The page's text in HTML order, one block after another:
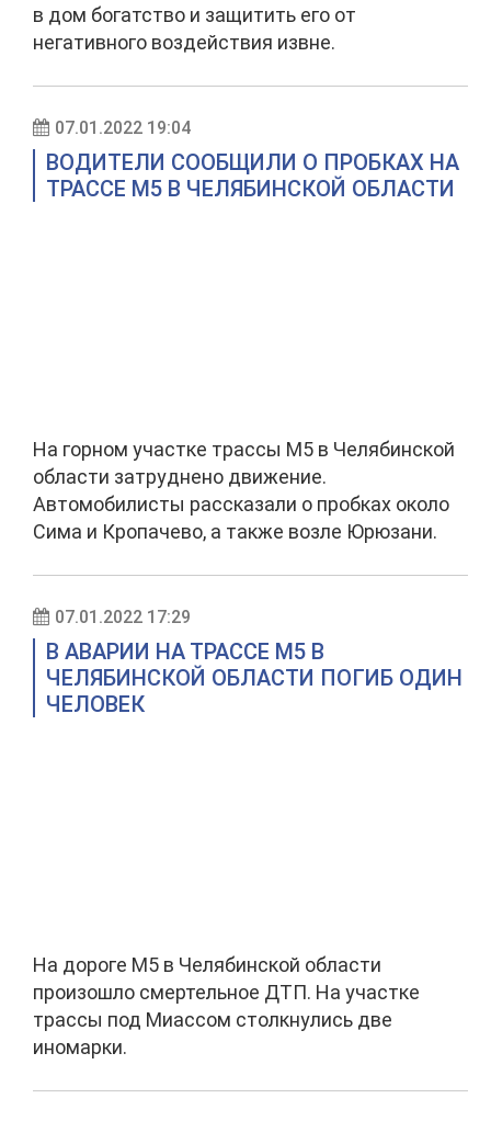
в дом богатство и защитить его от
негативного воздействия извне.
07.01.2022 19:04
ВОДИТЕЛИ СООБЩИЛИ О ПРОБКАХ НА
ТРАССЕ М5 В ЧЕЛЯБИНСКОЙ ОБЛАСТИ
На горном участке трассы М5 в Челябинской
области затруднено движение.
Автомобилисты рассказали о пробках около
Сима и Кропачево, а также возле Юрюзани.
07.01.2022 17:29
В АВАРИИ НА ТРАССЕ М5 В
ЧЕЛЯБИНСКОЙ ОБЛАСТИ ПОГИБ ОДИН
ЧЕЛОВЕК
На дороге М5 в Челябинской области
произошло смертельное ДТП. На участке
трассы под Миассом столкнулись две
иномарки.